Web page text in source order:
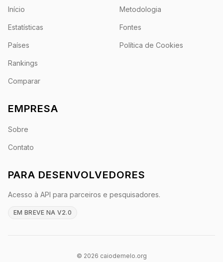
Início
Estatísticas
Países
Rankings
Comparar
Metodologia
Fontes
Política de Cookies
EMPRESA
Sobre
Contato
PARA DESENVOLVEDORES
Acesso à API para parceiros e pesquisadores.
EM BREVE NA V2.0
© 2026 caiodemelo.org